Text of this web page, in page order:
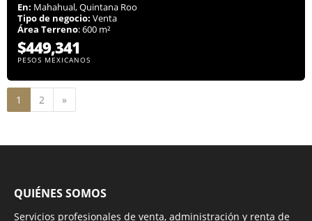
En: Mahahual, Quintana Roo
Tipo de negocio: Venta
Área Terreno: 600 m²
$449,341
PESOS MEXICANOS
1 2 »
QUIÉNES SOMOS
Servicios profesionales de venta, administración y renta de